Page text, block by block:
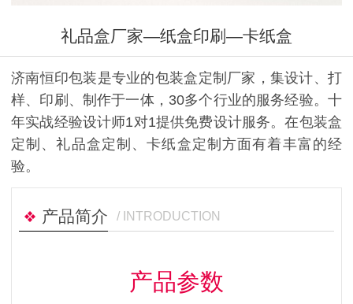
礼品盒厂家—纸盒印刷—卡纸盒
济南恒印包装是专业的包装盒定制厂家，集设计、打
样、印刷、制作于一体，30多个行业的服务经验。十
年实战经验设计师1对1提供免费设计服务。在包装盒
定制、礼品盒定制、卡纸盒定制方面有着丰富的经
验。
产品简介 / INTRODUCTION
产品参数